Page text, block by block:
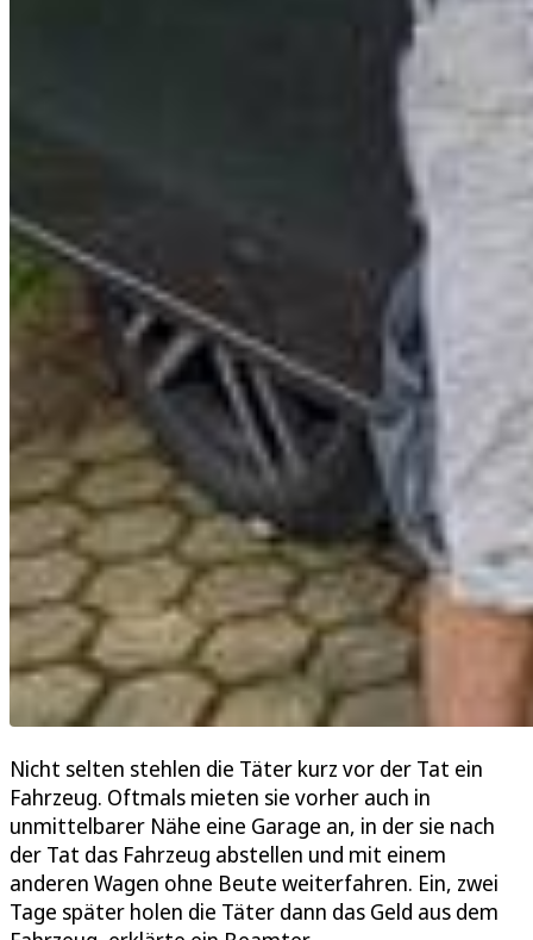
Nicht selten stehlen die Täter kurz vor der Tat ein
Fahrzeug. Oftmals mieten sie vorher auch in
unmittelbarer Nähe eine Garage an, in der sie nach
der Tat das Fahrzeug abstellen und mit einem
anderen Wagen ohne Beute weiterfahren. Ein, zwei
Tage später holen die Täter dann das Geld aus dem